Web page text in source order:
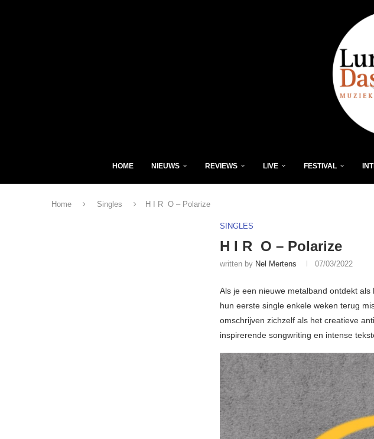
HOME NIEUWS REVIEWS LIVE FESTIVAL
Home Singles H I R O – Polarize
SINGLES
H I R O – Polarize
written by Nel Mertens 07/03/2022
Als je een nieuwe metalband ontdekt als
hun eerste single enkele weken terug
omschrijven zichzelf als het creatieve
inspirerende songwriting en intense